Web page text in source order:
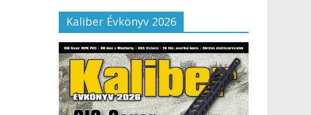
Kaliber Évkönyv 2026